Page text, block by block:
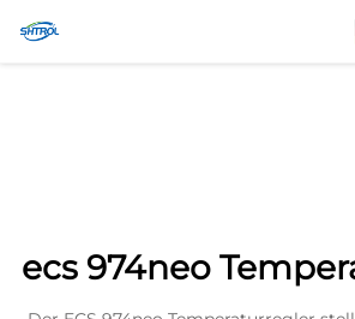
ecs 974neo